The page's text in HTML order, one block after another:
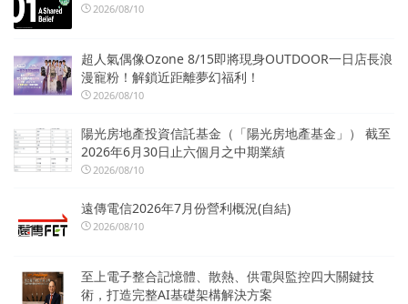
2026/08/10
超人氣偶像Ozone 8/15即將現身OUTDOOR一日店長浪
漫寵粉！解鎖近距離夢幻福利！
2026/08/10
陽光房地產投資信託基金（「陽光房地產基金」） 截至
2026年6月30日止六個月之中期業績
2026/08/10
遠傳電信2026年7月份營利概況(自結)
2026/08/10
至上電子整合記憶體、散熱、供電與監控四大關鍵技
術，打造完整AI基礎架構解決方案